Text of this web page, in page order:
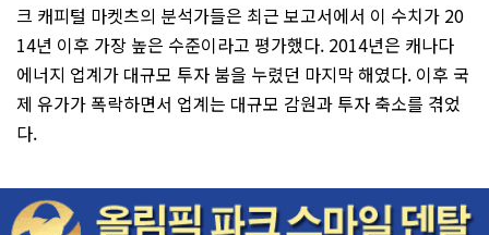
크 캐피털 마켓츠의 분석가들은 최근 보고서에서 이 수치가 20
14년 이후 가장 높은 수준이라고 평가했다. 2014년은 캐나다
에너지 업계가 대규모 투자 붐을 누렸던 마지막 해였다. 이후 국
제 유가가 폭락하면서 업계는 대규모 감원과 투자 축소를 겪었
다.